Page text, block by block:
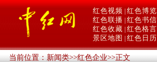
红色视频 红色博览
红色联播 红色书信
红色收藏 红色格言
景区地图
红色日历
当前位置：新闻类>>红色企业>>正文